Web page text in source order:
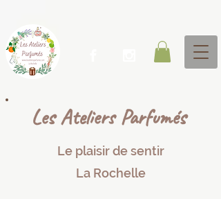
Le plaisir de sentir​​
La Rochelle
Les Ateliers P​arfumés